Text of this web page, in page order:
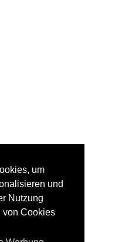
um
und
Nutzung
von Cookies